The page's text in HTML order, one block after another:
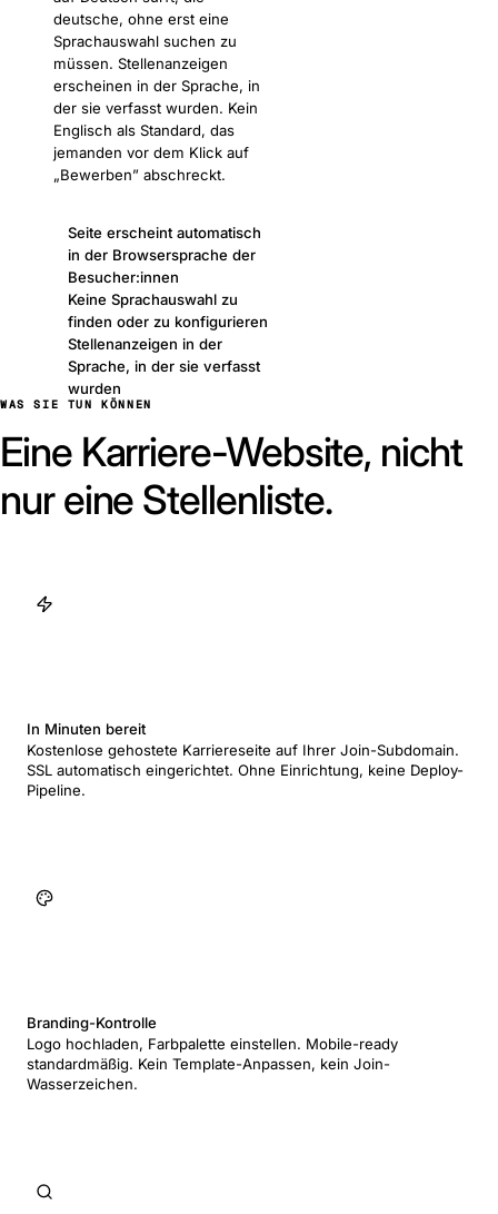
deutsche, ohne erst eine
Sprachauswahl suchen zu
müssen. Stellenanzeigen
erscheinen in der Sprache, in
der sie verfasst wurden. Kein
Englisch als Standard, das
jemanden vor dem Klick auf
„Bewerben” abschreckt.
Seite erscheint automatisch
in der Browsersprache der
Besucher:innen
Keine Sprachauswahl zu
finden oder zu konfigurieren
Stellenanzeigen in der
Sprache, in der sie verfasst
wurden
WAS SIE TUN KÖNNEN
Eine Karriere-Website, nicht
nur eine Stellenliste.
In Minuten bereit
Kostenlose gehostete Karriereseite auf Ihrer Join-Subdomain.
SSL automatisch eingerichtet. Ohne Einrichtung, keine Deploy-
Pipeline.
Branding-Kontrolle
Logo hochladen, Farbpalette einstellen. Mobile-ready
standardmäßig. Kein Template-Anpassen, kein Join-
Wasserzeichen.